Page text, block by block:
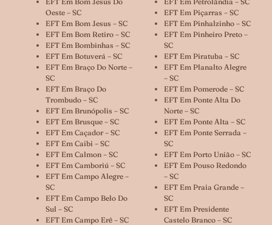
Oeste – SC
EFT Em Bom Jesus – SC
EFT Em Bom Retiro – SC
EFT Em Bombinhas – SC
EFT Em Botuverá – SC
EFT Em Braço Do Norte –
SC
EFT Em Braço Do
Trombudo – SC
EFT Em Brunópolis – SC
EFT Em Brusque – SC
EFT Em Caçador – SC
EFT Em Caibi – SC
EFT Em Calmon – SC
EFT Em Camboriú – SC
EFT Em Campo Alegre –
SC
EFT Em Campo Belo Do
Sul – SC
EFT Em Campo Erê – SC
EFT Em Piçarras – SC
EFT Em Pinhalzinho – SC
EFT Em Pinheiro Preto –
SC
EFT Em Piratuba – SC
EFT Em Planalto Alegre
– SC
EFT Em Pomerode – SC
EFT Em Ponte Alta Do
Norte – SC
EFT Em Ponte Alta – SC
EFT Em Ponte Serrada –
SC
EFT Em Porto União – SC
EFT Em Pouso Redondo
– SC
EFT Em Praia Grande –
SC
EFT Em Presidente
Castelo Branco – SC